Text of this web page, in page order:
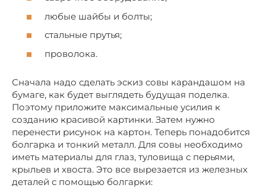
любые шайбы и болты;
стальные прутья;
проволока.
Сначала надо сделать эскиз совы карандашом на
бумаге, как будет выглядеть будущая поделка.
Поэтому приложите максимальные усилия к
созданию красивой картинки. Затем нужно
перенести рисунок на картон. Теперь понадобится
болгарка и тонкий металл. Для совы необходимо
иметь материалы для глаз, туловища с перьями,
крыльев и хвоста. Это все вырезается из железных
деталей с помощью болгарки: